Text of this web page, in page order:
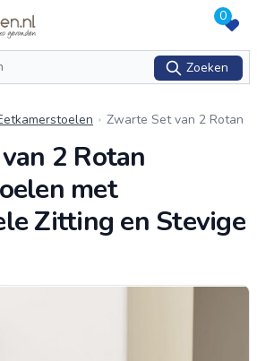
0
Zoeken
Zwarte Set van 2 Rotan
mfortabele Zitting en St
2 Rotan
met
Zitting en Stevige